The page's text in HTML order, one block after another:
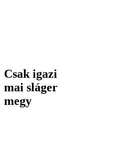
Csak igazi
mai sláger
megy